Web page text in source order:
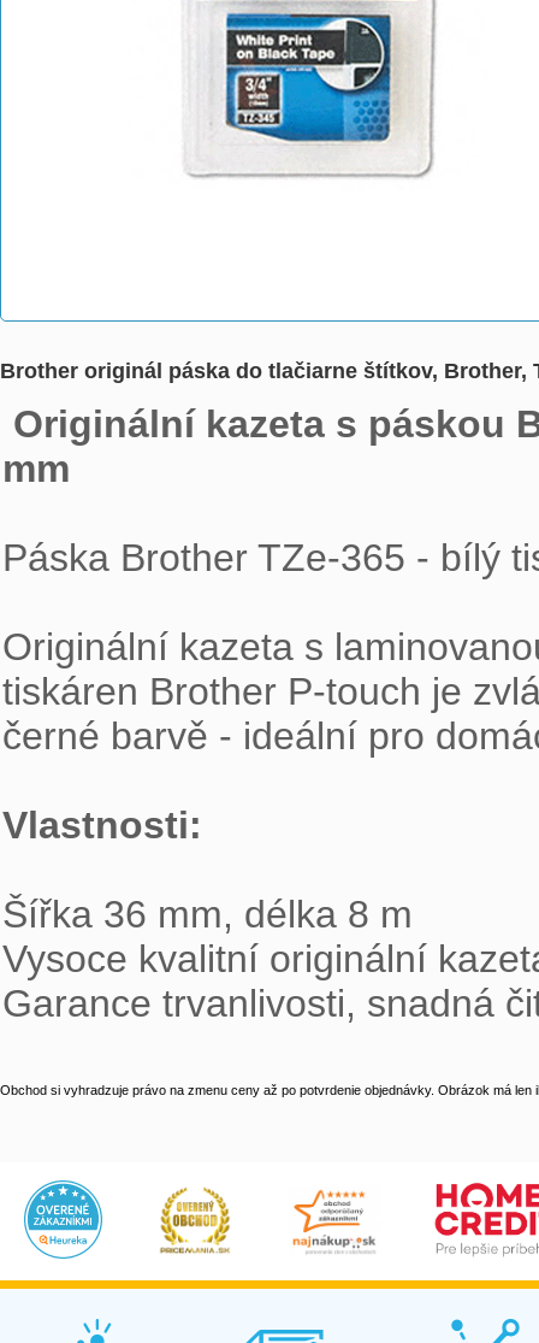
Brother originál páska do tlačiarne štítkov, Brother,
mm
Páska Brother TZe-365 - bílý
Originální kazeta s
tiskáren Brother P-touch je
černé barvě - ideální pro
Vlastnosti:
Šířka 36 mm, délka 8 m
Vysoce kvalitní originální
Garance trvanlivosti, snadná
Obchod si vyhradzuje právo na zmenu ceny až po potvrdenie objednávky. Obrázok má len